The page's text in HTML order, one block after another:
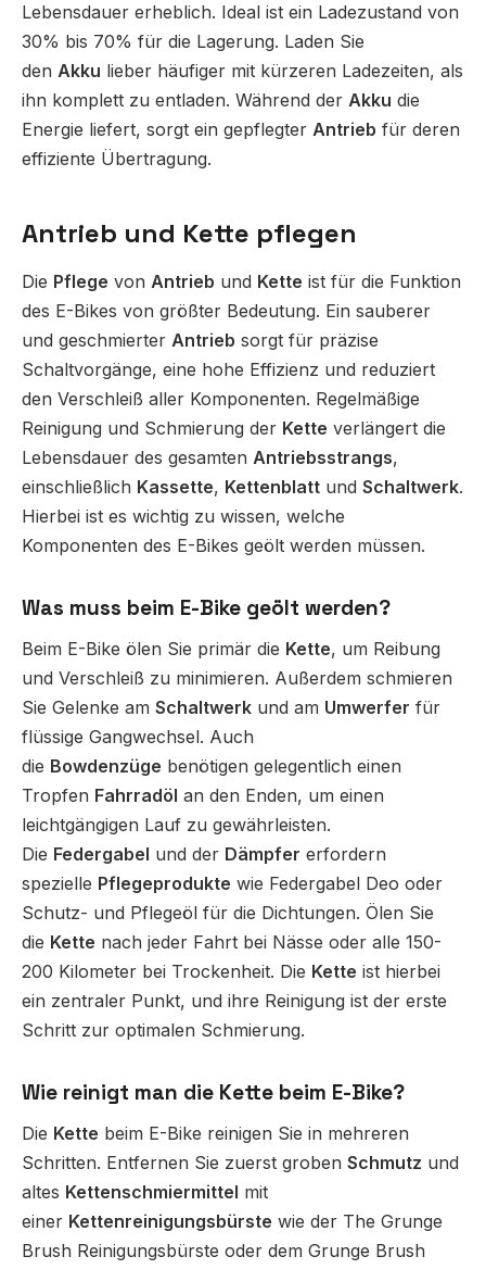
Lebensdauer erheblich. Ideal ist ein Ladezustand von
30% bis 70% für die Lagerung. Laden Sie
den Akku lieber häufiger mit kürzeren Ladezeiten, als
ihn komplett zu entladen. Während der Akku die
Energie liefert, sorgt ein gepflegter Antrieb für deren
effiziente Übertragung.
Antrieb und Kette pflegen
Die Pflege von Antrieb und Kette ist für die Funktion
des E-Bikes von größter Bedeutung. Ein sauberer
und geschmierter Antrieb sorgt für präzise
Schaltvorgänge, eine hohe Effizienz und reduziert
den Verschleiß aller Komponenten. Regelmäßige
Reinigung und Schmierung der Kette verlängert die
Lebensdauer des gesamten Antriebsstrangs,
einschließlich Kassette, Kettenblatt und Schaltwerk.
Hierbei ist es wichtig zu wissen, welche
Komponenten des E-Bikes geölt werden müssen.
Was muss beim E-Bike geölt werden?
Beim E-Bike ölen Sie primär die Kette, um Reibung
und Verschleiß zu minimieren. Außerdem schmieren
Sie Gelenke am Schaltwerk und am Umwerfer für
flüssige Gangwechsel. Auch
die Bowdenzüge benötigen gelegentlich einen
Tropfen Fahrradöl an den Enden, um einen
leichtgängigen Lauf zu gewährleisten.
Die Federgabel und der Dämpfer erfordern
spezielle Pflegeprodukte wie Federgabel Deo oder
Schutz- und Pflegeöl für die Dichtungen. Ölen Sie
die Kette nach jeder Fahrt bei Nässe oder alle 150-
200 Kilometer bei Trockenheit. Die Kette ist hierbei
ein zentraler Punkt, und ihre Reinigung ist der erste
Schritt zur optimalen Schmierung.
Wie reinigt man die Kette beim E-Bike?
Die Kette beim E-Bike reinigen Sie in mehreren
Schritten. Entfernen Sie zuerst groben Schmutz und
altes Kettenschmiermittel mit
einer Kettenreinigungsbürste wie der The Grunge
Brush Reinigungsbürste oder dem Grunge Brush